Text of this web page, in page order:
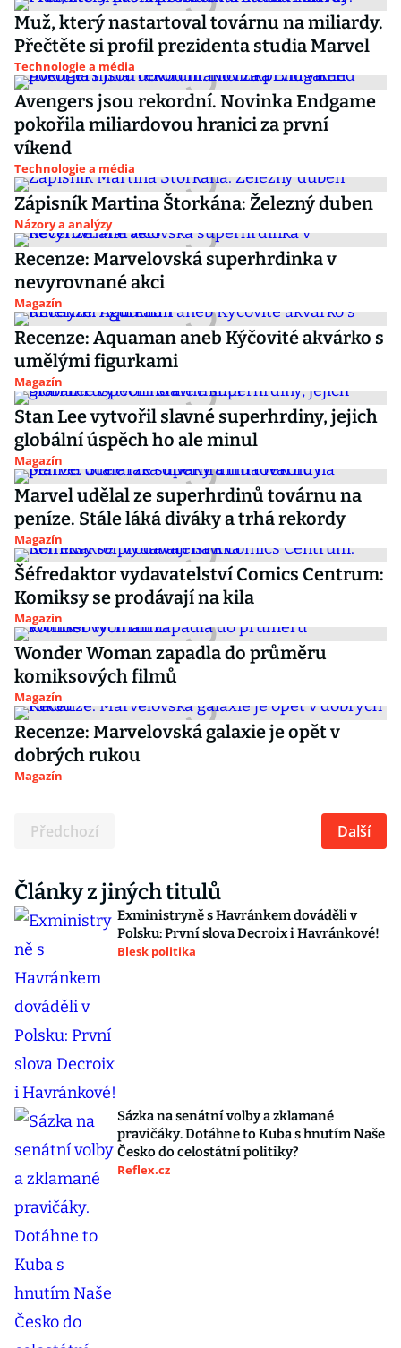
Muž, který nastartoval továrnu na miliardy.
Přečtěte si profil prezidenta studia Marvel
Technologie a média
Avengers jsou rekordní. Novinka Endgame
pokořila miliardovou hranici za první
víkend
Technologie a média
Zápisník Martina Štorkána: Železný duben
Názory a analýzy
Recenze: Marvelovská superhrdinka v
nevyrovnané akci
Magazín
Recenze: Aquaman aneb Kýčovité akvárko s
umělými figurkami
Magazín
Stan Lee vytvořil slavné superhrdiny, jejich
globální úspěch ho ale minul
Magazín
Marvel udělal ze superhrdinů továrnu na
peníze. Stále láká diváky a trhá rekordy
Magazín
Šéfredaktor vydavatelství Comics Centrum:
Komiksy se prodávají na kila
Magazín
Wonder Woman zapadla do průměru
komiksových filmů
Magazín
Recenze: Marvelovská galaxie je opět v
dobrých rukou
Magazín
Předchozí Další
Články z jiných titulů
Exministryně s Havránkem dováděli v
Polsku: První slova Decroix i Havránkové!
Blesk politika
Sázka na senátní volby a zklamané
pravičáky. Dotáhne to Kuba s hnutím Naše
Česko do celostátní politiky?
Reflex.cz